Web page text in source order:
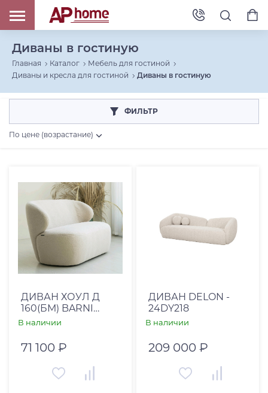
Диваны в гостиную
Главная Каталог
Мебель для гостиной
Диваны и кресла для гостиной
Диваны в гостиную
ФИЛЬТР
По цене (возрастание)
Страна
Китай (1)
Россия (3)
США (5
Высота, см
ДИВАН ХОУЛ Д
160(БМ) BARNI
CREAM
В наличии
71 100 ₽
ДИВАН DELON -
24DY218
В наличии
209 000 ₽